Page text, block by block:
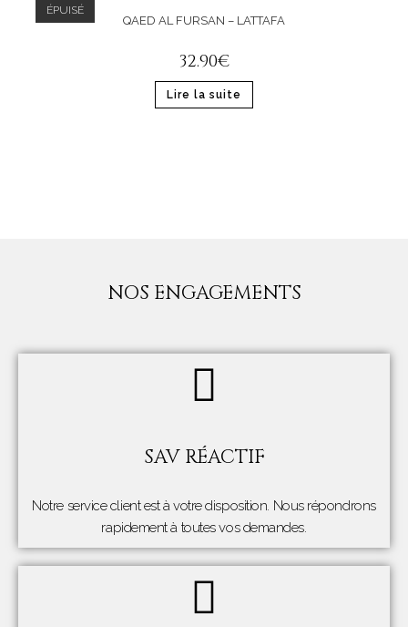
ÉPUISÉ
QAED AL FURSAN – LATTAFA
32.90€
Lire la suite
NOS ENGAGEMENTS
SAV RÉACTIF
Notre service client est à votre disposition. Nous répondrons
rapidement à toutes vos demandes.